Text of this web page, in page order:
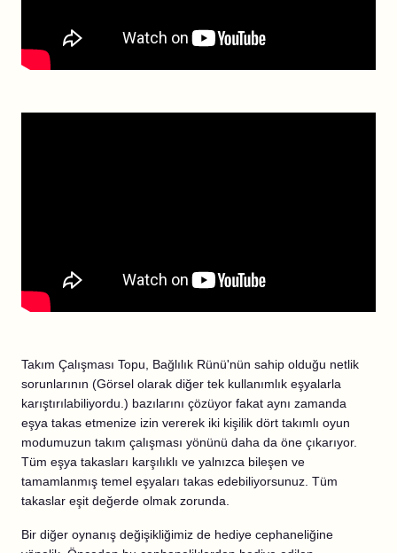
Takım Çalışması Topu, Bağlılık Rünü'nün sahip olduğu netlik
sorunlarının (Görsel olarak diğer tek kullanımlık eşyalarla
karıştırılabiliyordu.) bazılarını çözüyor fakat aynı zamanda
eşya takas etmenize izin vererek iki kişilik dört takımlı oyun
modumuzun takım çalışması yönünü daha da öne çıkarıyor.
Tüm eşya takasları karşılıklı ve yalnızca bileşen ve
tamamlanmış temel eşyaları takas edebiliyorsunuz. Tüm
takaslar eşit değerde olmak zorunda.
Bir diğer oynanış değişikliğimiz de hediye cephaneliğine